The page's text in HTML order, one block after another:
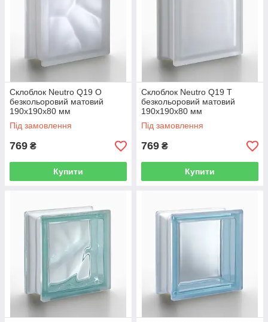
Склоблок Neutro Q19 O
безкольоровий матовий
190х190х80 мм
Під замовлення
769 ₴
Купити
Склоблок Neutro Q19 Т
безкольоровий матовий
190х190х80 мм
Під замовлення
769 ₴
Купити